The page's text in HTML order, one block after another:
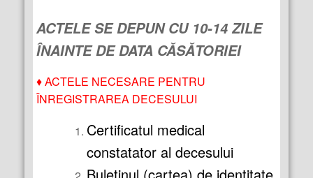
ACTELE SE DEPUN CU 10-14 ZILE
ÎNAINTE DE DATA CĂSĂTORIEI
♦ACTELE NECESARE PENTRU
ÎNREGISTRAREA DECESULUI
Certificatul medical
constatator al decesului